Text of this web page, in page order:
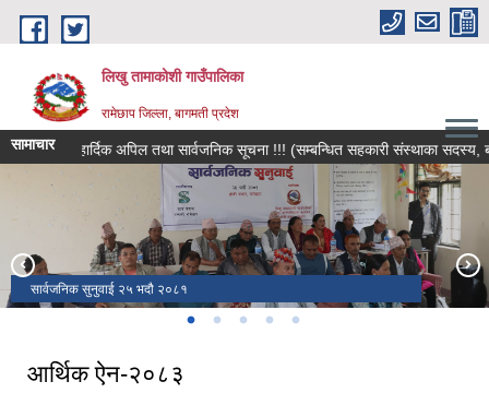
Skip to main content
लिखु तामाकोशी गाउँपालिका
रामेछाप जिल्ला, बागमती प्रदेश
सामाचारहार्दिक अपिल तथा सार्वजनिक सूचना !!! (सम्बन्धित सहकारी संस्थाका सदस्य,
सार्वजनिक सुनुवाई २५ भदौ २०८१
लिखु तामाकोशी गाउँपालिका स्तरीय तेस्रो राष्ट्रपति रनिङ शिल्ड प्रतियोगिता - २०८१
।
तेस्रो राष्ट्रपति रनिङ शिल्ड प्रतियोगिता - २०८१
शिक्षक मेन्टरिङ समापन कार्यक्रम
१५ औँ गाउँ सभाको अधिवेशन
आर्थिक ऐन-२०८३